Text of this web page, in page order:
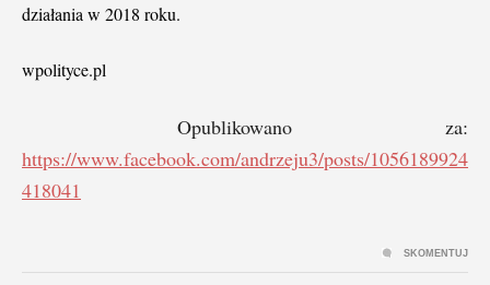
działania w 2018 roku.
wpolityce.pl
Opublikowano za:
https://www.facebook.com/andrzeju3/posts/1056189924
418041
SKOMENTUJ